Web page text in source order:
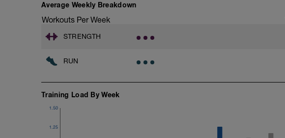
Average Weekly Breakdown
Workouts Per Week
STRENGTH
RUN
Training Load By Week
1.25
1.50